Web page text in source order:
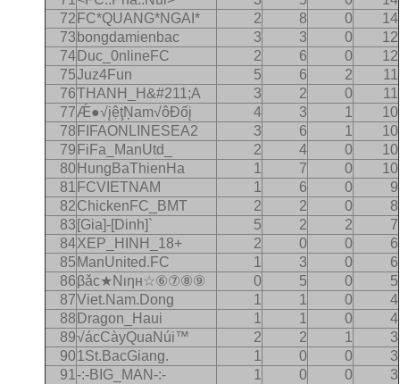
72 FC*QUANG*NGAI* 2 8 0
14
73 bongdamienbac 3 3 0
12
74 Duc_0nlineFC 2 6 0
12
75Juz4Fun 5 6 2
11
76THANH_H&#211;A 3 2 0
11
77Ǽ●√įệţŅam√ôÐốį 4 3 1
10
78 FIFAONLINESEA2 3 6 1
10
79 FiFa_ManUtd_ 2 4 0
10
80 HungBaThienHa 1 7 0
10
81 FCVIETNAM 1 6 0
9
82ChickenFC_BMT 2 2 0
8
83 [Gia]-[Dinh]` 5 2 2
7
84XEP_HINH_18+ 2 0 0
6
85 ManUnited.FC 1 3 0
6
86βǎс★Nιηн☆⑥⑦⑧⑨ 0 5 0
5
87Viet.Nam.Dong 1 1 0
4
88 Dragon_Haui 1 1 0
4
89√ácCàyQuaNúi™ 2 2 1
3
901St.BacGiang. 1 0 0
3
91 -:-BIG_MAN-:- 1 0 0
3